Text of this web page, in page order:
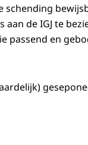
schending
de IGJ te
passend en